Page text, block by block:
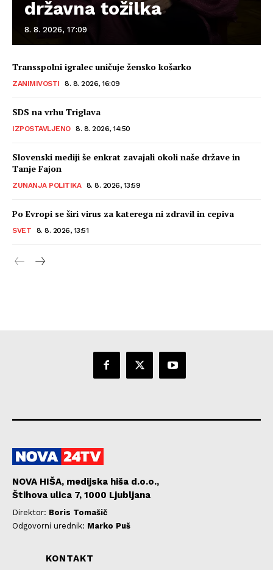
državna tožilka
8. 8. 2026, 17:09
Transspolni igralec uničuje žensko košarko
ZANIMIVOSTI 8. 8. 2026, 16:09
SDS na vrhu Triglava
IZPOSTAVLJENO 8. 8. 2026, 14:50
Slovenski mediji še enkrat zavajali okoli naše države in
Tanje Fajon
ZUNANJA POLITIKA 8. 8. 2026, 13:59
Po Evropi se širi virus za katerega ni zdravil in cepiva
SVET 8. 8. 2026, 13:51
NOVA HIŠA, medijska hiša d.o.o.,
Štihova ulica 7, 1000 Ljubljana
Direktor: Boris Tomašič
Odgovorni urednik: Marko Puš
KONTAKT